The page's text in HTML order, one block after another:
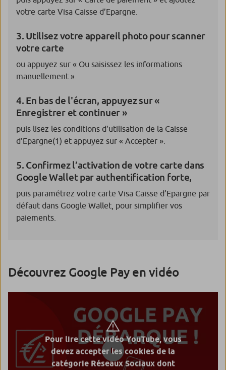
votre carte Visa Caisse d’Epargne.
3. Utilisez votre appareil photo pour scanner
votre carte
ou appuyez sur « Ou saisissez les informations
manuellement ».
4. En bas de l'écran, appuyez sur «
Enregistrer et continuer »
puis lisez les conditions d'utilisation de la Caisse
d’Epargne(1) et appuyez sur « Accepter ».
5. Confirmez l’activation de votre carte dans
Google Wallet par authentification forte,
puis paramétrez votre carte Visa Caisse d’Epargne par
défaut dans Google Wallet, pour simplifier vos
paiements.
Découvrez Google Pay en vidéo
Pour lire cette vidéo YouTube, vous
devez accepter les cookies de la
catégorie Réseaux Sociaux dont